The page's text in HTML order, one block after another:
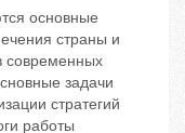
основные
страны и
современных
задачи
стратегий
работы